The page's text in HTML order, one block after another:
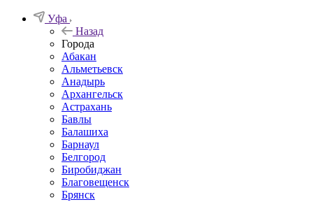
Уфа
Назад
Города
Абакан
Альметьевск
Анадырь
Архангельск
Астрахань
Бавлы
Балашиха
Барнаул
Белгород
Биробиджан
Благовещенск
Брянск